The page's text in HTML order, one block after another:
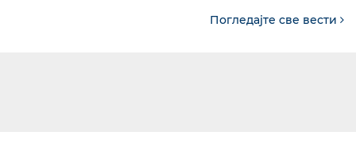
Погледајте све вести